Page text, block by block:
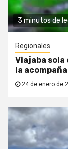
3 minutos de
Regionales
Viajaba
la
24 de enero de